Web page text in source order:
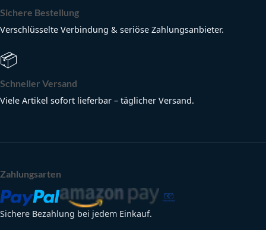
Sichere Bestellung
Verschlüsselte Verbindung & seriöse Zahlungsanbieter.
📦
Schneller Versand
Viele Artikel sofort lieferbar – täglicher Versand.
Zahlungsarten
Sichere Bezahlung bei jedem Einkauf.